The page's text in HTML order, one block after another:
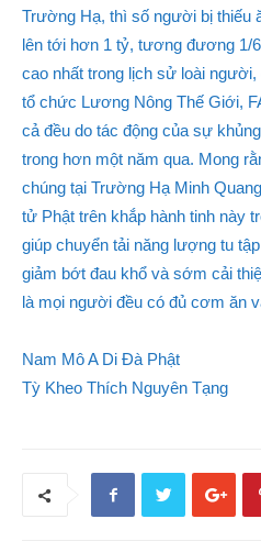
Trường Hạ, thì số người bị thiếu
lên tới hơn 1 tỷ, tương đương 1/
cao nhất trong lịch sử loài
tổ chức Lương Nông Thế Giới,
cả đều do tác động của sự
trong hơn một năm qua. Mong
chúng tại Trường Hạ Minh
tử Phật trên khắp hành tinh này
giúp chuyển tải năng lượng tu
giảm bớt đau khổ và sớm cải
là mọi người đều có đủ cơm ăn
Nam Mô A Di Đà Phật
Tỳ Kheo Thích Nguyên Tạng